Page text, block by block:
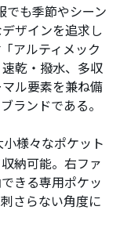
でも季節やシーン
ザインを追求し
アルティメック
乾・撥水、多収
ル要素を兼ね備
ランドである。
様々なポケット
納可能。右ファ
きる専用ポケッ
さらない角度に